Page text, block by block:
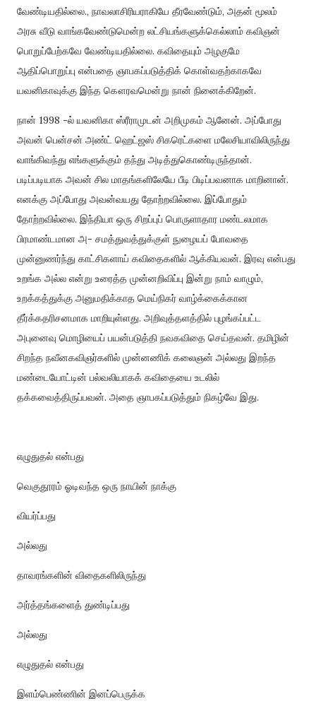
வேண்டியதில்லை., நாவலாசிரியராகியே தீரவேண்டும், அதன் மூலம்
அரசு வீடு வாங்கவேண்டுமென்ற லட்சியங்களுக்கெல்லாம் கவிஞன்
பொறுப்பேற்கவே வேண்டியதில்லை. கவிதையும் அழகுமே
ஆதிப்பொறுப்பு என்பதை ஞாபகப்படுத்திக் கொள்வதற்காகவே
யவனிகாவுக்கு இந்த கௌரவமென்று நான் நினைக்கிறேன்.
நான் 1998 -ல் யவனிகா ஸ்ரீராமுடன் அறிமுகம் ஆனேன். அப்போது
அவன் பென்சன் அண்ட் ஹெட்ஜஸ் சிகரெட்களை மலேசியாவிலிருந்து
வாங்கிவந்து எங்களுக்கும் தந்து அடித்துகொண்டிருந்தான்.
படிப்படியாக அவன் சில மாதங்களிலேயே பீடி பிடிப்பவனாக மாறினான்.
எனக்கு அப்போது அவன்வயது தோற்றவில்லை. இப்போதும்
தோற்றவில்லை. இந்தியா ஒரு சிறப்புப் பொருளாதார மண்டலமாக
பிரமாண்டமான அ- சமத்துவத்துக்குள் நுழையப் போவதை
முன்னுணர்ந்து காட்சிகளாய் கவிதைகளில் ஆக்கியவன். இரவு என்பது
உறங்க அல்ல என்று உரைத்த முன்னறிவிப்பு இன்று நாம் வாழும்,
உறக்கத்துக்கு அனுமதிக்காத மெய்நிகர் வாழ்க்கைக்கான
தீர்க்கதரிசனமாக மாறியுள்ளது. அறிவுத்தளத்தில் புழங்கப்பட்ட
அபுனைவு மொழியைப் பயன்படுத்தி நவகவிதை செய்தவன். தமிழின்
சிறந்த நவீனகவிஞர்களில் முன்னணிக் கலைஞன் அல்லது இறந்த
மண்டையோட்டின் பல்வலியாகக் கவிதையை உடலில்
தக்கவைத்திருப்பவன். அதை ஞாபகப்படுத்தும் நிகழ்வே இது.
எழுதுதல் என்பது
வெகுதூரம் ஓடிவந்த ஒரு நாயின் நாக்கு
வியர்ப்பது
அல்லது
தாவரங்களின் விதைகளிலிருந்து
அர்த்தங்களைத் துண்டிப்பது
அல்லது
எழுதுதல் என்பது
இளம்பெண்ணின் இனப்பெருக்க